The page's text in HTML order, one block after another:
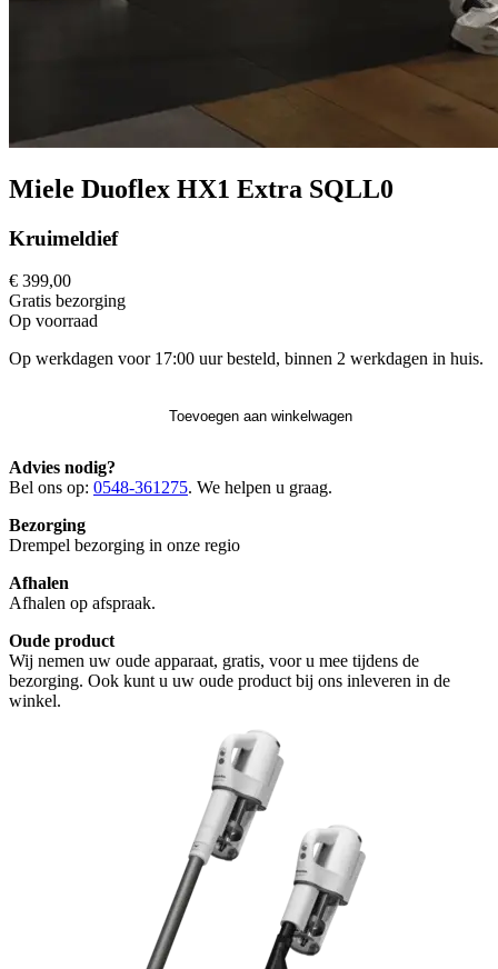
Miele Duoflex HX1 Extra SQLL0
Kruimeldief
€ 399,00
Gratis bezorging
Op voorraad
Op werkdagen voor 17:00 uur besteld, binnen 2 werkdagen in huis.
Toevoegen aan winkelwagen
Advies nodig?
Bel ons op: 0548-361275. We helpen u graag.
Bezorging
Drempel bezorging in onze regio
Afhalen
Afhalen op afspraak.
Oude product
Wij nemen uw oude apparaat, gratis, voor u mee tijdens de
bezorging. Ook kunt u uw oude product bij ons inleveren in de
winkel.